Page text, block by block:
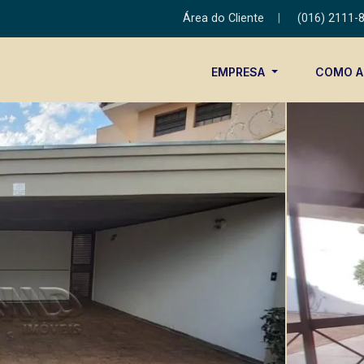
Área do Cliente (016) 2111-
EMPRESA COMO